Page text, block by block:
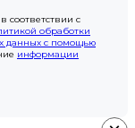
соответствии с
обработки
данных с помощью
информации